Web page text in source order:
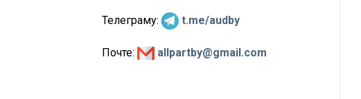
Телеграму: t.me/audby
Почте: allpartby@gmail.com